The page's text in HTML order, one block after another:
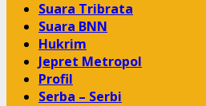
Suara Tribrata
Suara BNN
Hukrim
Jepret Metropol
Profil
Serba – Serbi